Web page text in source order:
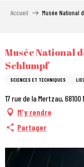
Accueil Musée National
Musée National
Schlumpf
SCIENCES ET TECHNIQUES
17 rue de la Mertzau, 68100
M'y rendre
Partager